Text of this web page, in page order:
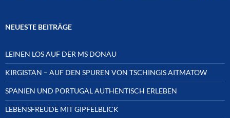
NEUESTE BEITRÄGE
LEINEN LOS AUF DER MS DONAU
KIRGISTAN – AUF DEN SPUREN VON TSCHINGIS AITMATOW
SPANIEN UND PORTUGAL AUTHENTISCH ERLEBEN
LEBENSFREUDE MIT GIPFELBLICK